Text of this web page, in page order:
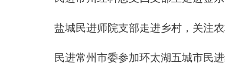
盐城民进师院支部走进乡村，关注
民进常州市委参加环太湖五城市民